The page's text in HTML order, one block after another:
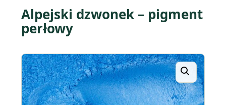
Alpejski dzwonek – pigment
perłowy